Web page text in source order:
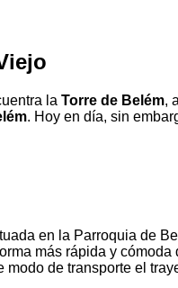
la Torre de Belém,
. Hoy en día, sin
en la Parroquia de
más rápida y cómoda
modo de transporte el